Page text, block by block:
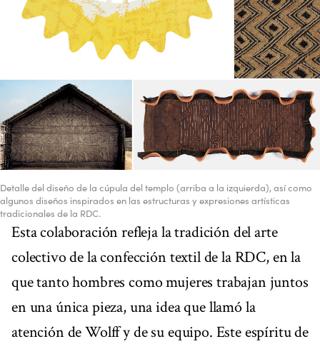
Detalle del diseño de la cúpula del templo (arriba a la izquierda), así como
algunos diseños inspirados en las estructuras y expresiones artísticas
tradicionales de la RDC.
Esta colaboración refleja la tradición del arte
colectivo de la confección textil de la RDC, en la
que tanto hombres como mujeres trabajan juntos
en una única pieza, una idea que llamó la
atención de Wolff y de su equipo. Este espíritu de